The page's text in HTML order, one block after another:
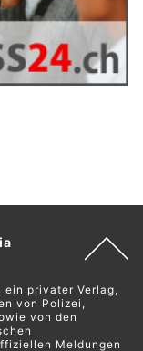
privater Verlag,
von Polizei,
von den
Meldungen